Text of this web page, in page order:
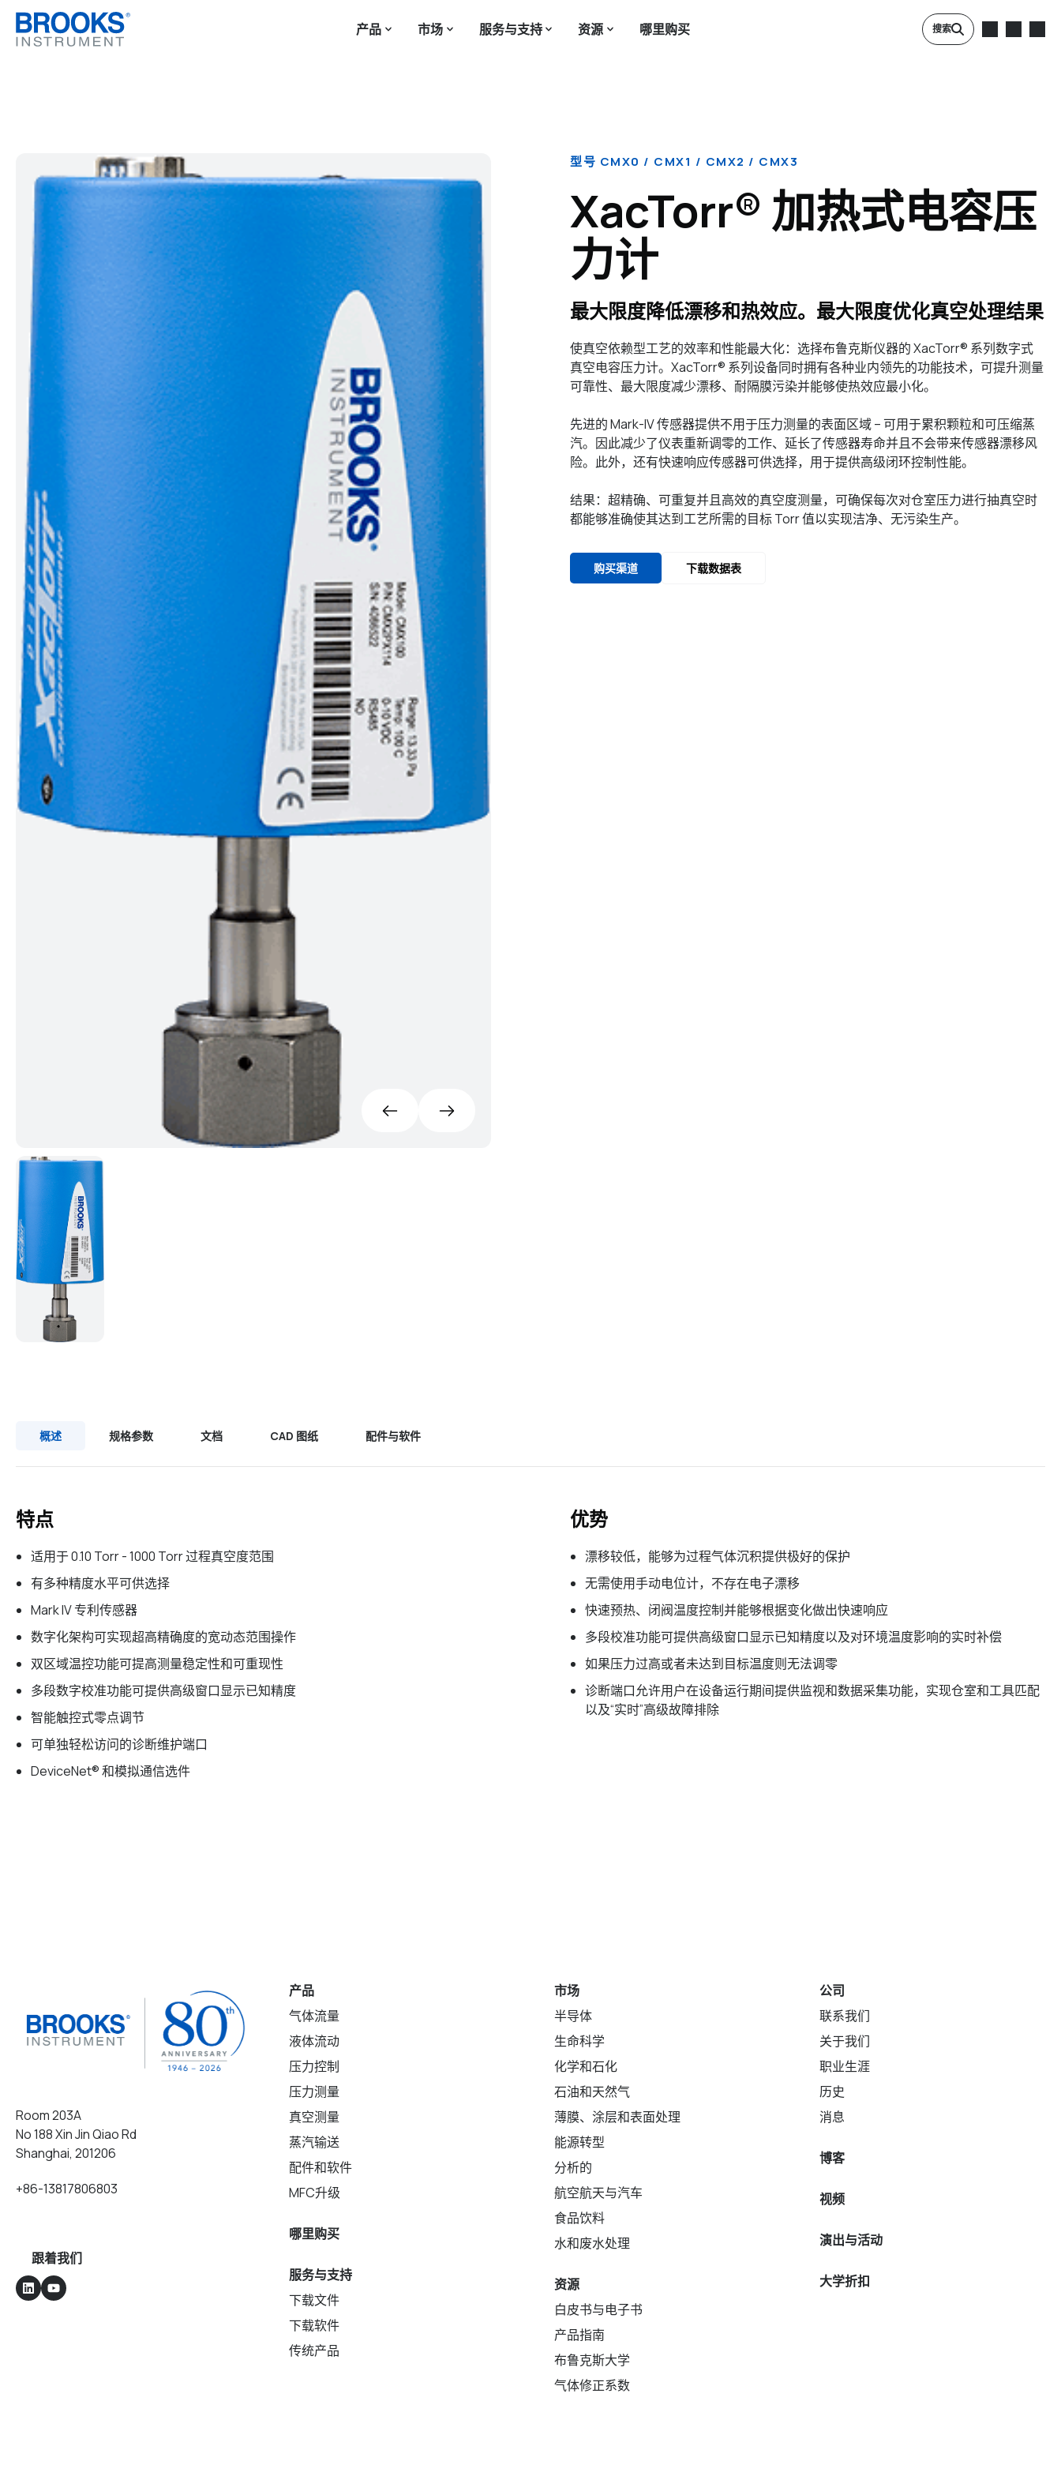
产品 市场 服务与支持 资源 哪里购买 搜索
型号 CMX0 / CMX1 / CMX2 / CMX3
XacTorr® 加热式电容压
力计
最大限度降低漂移和热效应。最大限度优化真空处理结果
使真空依赖型工艺的效率和性能最大化：选择布鲁克斯仪器的 XacTorr® 系列数字式
真空电容压力计。XacTorr® 系列设备同时拥有各种业内领先的功能技术，可提升测量
可靠性、最大限度减少漂移、耐隔膜污染并能够使热效应最小化。
先进的 Mark-IV 传感器提供不用于压力测量的表面区域 – 可用于累积颗粒和可压缩蒸
汽。因此减少了仪表重新调零的工作、延长了传感器寿命并且不会带来传感器漂移风
险。此外，还有快速响应传感器可供选择，用于提供高级闭环控制性能。
结果：超精确、可重复并且高效的真空度测量，可确保每次对仓室压力进行抽真空时
都能够准确使其达到工艺所需的目标 Torr 值以实现洁净、无污染生产。
购买渠道 下载数据表
概述 规格参数 文档 CAD 图纸 配件与软件
特点
适用于 0.10 Torr - 1000 Torr 过程真空度范围
有多种精度水平可供选择
Mark IV 专利传感器
数字化架构可实现超高精确度的宽动态范围操作
双区域温控功能可提高测量稳定性和可重现性
多段数字校准功能可提供高级窗口显示已知精度
智能触控式零点调节
可单独轻松访问的诊断维护端口
DeviceNet® 和模拟通信选件
优势
漂移较低，能够为过程气体沉积提供极好的保护
无需使用手动电位计，不存在电子漂移
快速预热、闭阀温度控制并能够根据变化做出快速响应
多段校准功能可提供高级窗口显示已知精度以及对环境温度影响的实时补偿
如果压力过高或者未达到目标温度则无法调零
诊断端口允许用户在设备运行期间提供监视和数据采集功能，实现仓室和工具匹配
以及“实时”高级故障排除
Room 203A
No 188 Xin Jin Qiao Rd
Shanghai, 201206
+86-13817806803
跟着我们
产品
气体流量
液体流动
压力控制
压力测量
真空测量
蒸汽输送
配件和软件
MFC升级
哪里购买
服务与支持
下载文件
下载软件
传统产品
市场
半导体
生命科学
化学和石化
石油和天然气
薄膜、涂层和表面处理
能源转型
分析的
航空航天与汽车
食品饮料
水和废水处理
资源
白皮书与电子书
产品指南
布鲁克斯大学
气体修正系数
公司
联系我们
关于我们
职业生涯
历史
消息
博客
视频
演出与活动
大学折扣